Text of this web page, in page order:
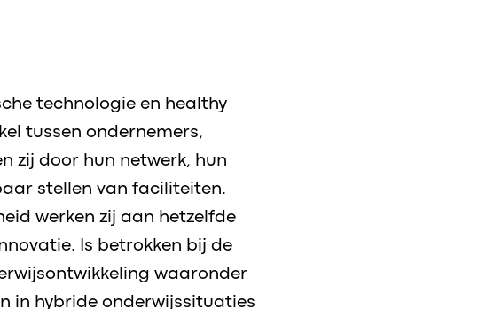
technologie en healthy
tussen ondernemers,
zij door hun netwerk, hun
stellen van faciliteiten.
werken zij aan hetzelfde
Is betrokken bij de
waaronder
in hybride onderwijssituaties